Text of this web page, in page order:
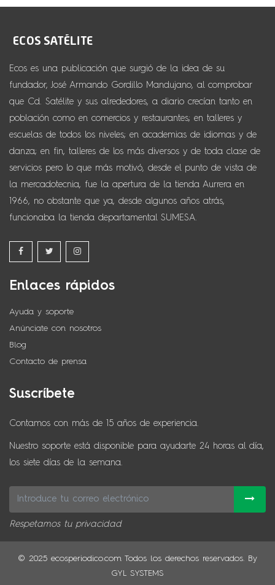
Ecos es una publicación que surgió de la idea de su
fundador, José Armando Gordillo Mandujano, al comprobar
que Cd. Satélite y sus alrededores, a diario crecían tanto en
población como en comercios y restaurantes; en talleres y
escuelas de todos los niveles; en academias de idiomas y de
danza; en fin, talleres de los más diversos y de toda clase de
servicios pero lo que más motivó, desde el punto de vista de
la mercadotecnia, fue la apertura de la tienda Aurrera en
1966, no obstante que ya, desde algunos años atrás,
funcionaba la tienda departamental SUMESA.
Enlaces rápidos
Ayuda y soporte
Anúnciate con nosotros
Blog
Contacto de prensa
Suscríbete
Contamos con más de 15 años de experiencia.
Nuestro soporte está disponible para ayudarte 24 horas al día,
los siete días de la semana.
Respetamos tu privacidad
© 2025 ecosperiodico.com Todos los derechos reservados. By
GYL SYSTEMS